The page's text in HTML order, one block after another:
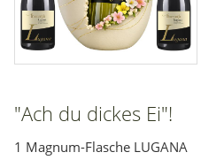
"Ach du dickes Ei"!
1 Magnum-Flasche LUGANA